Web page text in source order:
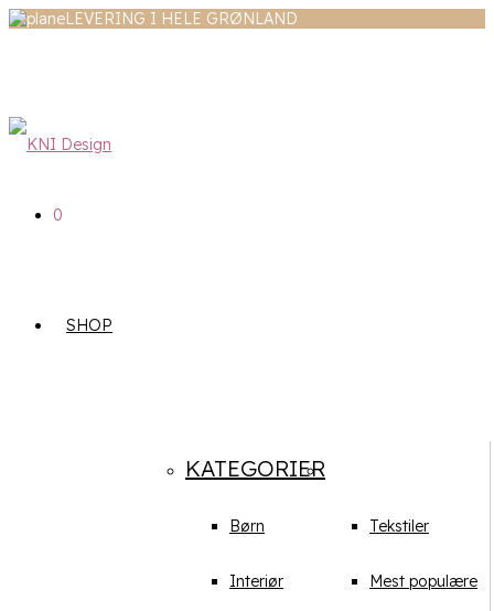
LEVERING I HELE GRØNLAND
0
SHOP
KATEGORIER
Børn
Interiør
Tekstiler
Mest populære